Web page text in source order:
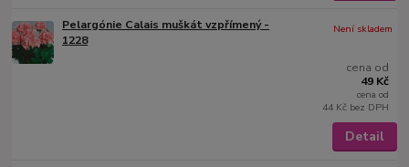
Pelargónie Calais muškát vzpřímený -
1228
cena od
49 Kč
cena od
44 Kč bez DPH
Není skladem
Detail